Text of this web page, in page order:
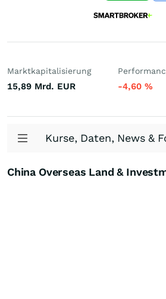
Marktkapitalisierung
15,89 Mrd. EUR -4,60 %
Kurse, Daten, News &
China Overseas Land &